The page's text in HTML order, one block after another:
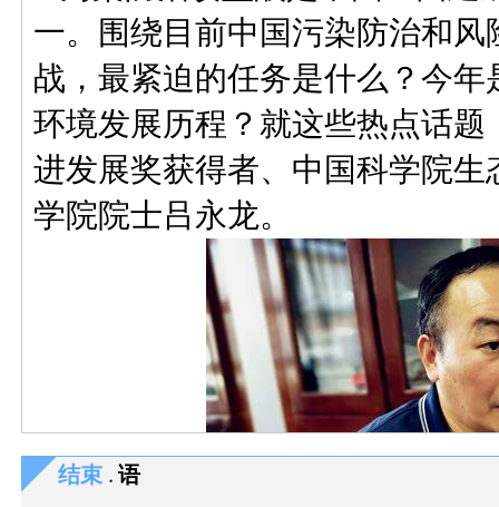
一。围绕目前中国污染防治和
战，最紧迫的任务是什么？今
环境发展历程？就这些热点话
进发展奖获得者、中国科学院
学院院士吕永龙。
结束 语